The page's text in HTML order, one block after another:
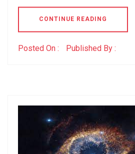
CONTINUE READING
Posted On : Published By :